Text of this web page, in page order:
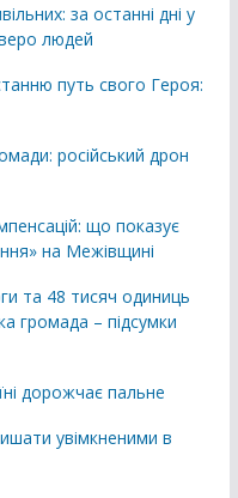
за останні дні у
людей
путь свого Героя:
російський дрон
що показує
на Межівщині
та 48 тисяч одиниць
громада – підсумки
дорожчає пальне
увімкненими в